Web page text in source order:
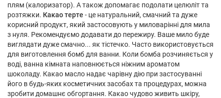
плям (калоризатор). А також допомагає подолати целюліт та
розтяжки. Какао терте - це натуральний, смачний та дуже
корисний продукт, який застосовують у миловарінні для мила
з нуля. Рекомендуємо додавати до пережиру. Ваше мило буде
виглядати дуже смачно... як тістечко. Часто використовується
для виготовлення бомб для ванни. Коли бомба розчиняється у
воді, ванна кімната наповнюється ніжним ароматом
шоколаду. Какао масло надає чарівну дію при застосуванні
його в будь-яких косметичних засобах та процедурах, можна
зробити домашнє обгортання. Какао чудово живить шкіру,